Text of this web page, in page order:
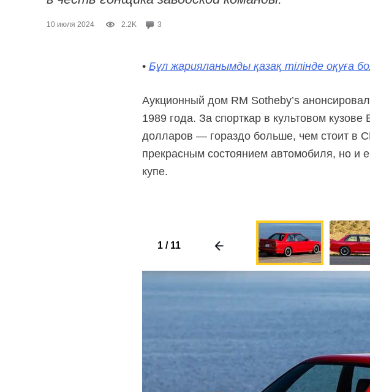
10 июля 2024 2.2K 3
• Бұл жарияланымды қазақ тілінде оқуға
Аукционный дом RM Sotheby’s
1989 года. За спорткар в культовом
долларов — гораздо больше, чем стоит в
прекрасным состоянием автомобиля, но и
купе.
1/ 11